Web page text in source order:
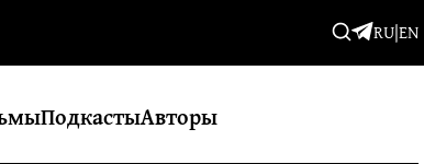
RU|EN
ПодкастыАвторы